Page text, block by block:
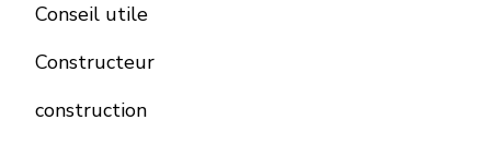
Conseil utile
Constructeur
construction